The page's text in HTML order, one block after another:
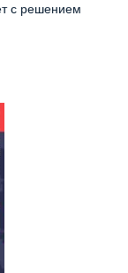
с решением